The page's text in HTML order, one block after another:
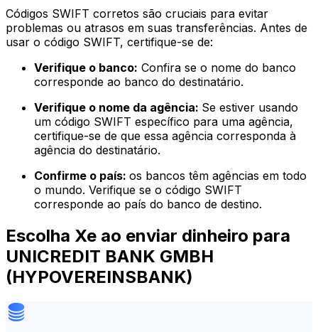
Códigos SWIFT corretos são cruciais para evitar
problemas ou atrasos em suas transferências. Antes de
usar o código SWIFT, certifique-se de:
Verifique o banco: Confira se o nome do banco
corresponde ao banco do destinatário.
Verifique o nome da agência: Se estiver usando
um código SWIFT específico para uma agência,
certifique-se de que essa agência corresponda à
agência do destinatário.
Confirme o país: os bancos têm agências em todo
o mundo. Verifique se o código SWIFT
corresponde ao país do banco de destino.
Escolha Xe ao enviar dinheiro para
UNICREDIT BANK GMBH
(HYPOVEREINSBANK)